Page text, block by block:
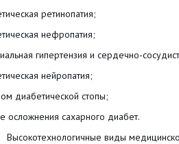
ретинопатия;
нефропатия;
гипертензия и сердечно-
нейропатия;
диабетической стопы;
осложнения сахарного диабет.
виды